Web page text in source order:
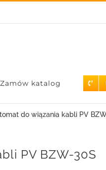
Zamów katalog
do wiązania kabli PV
PV BZW-30S